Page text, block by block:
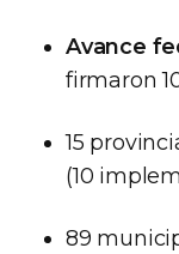
Avance
firmaron
15
(10
89